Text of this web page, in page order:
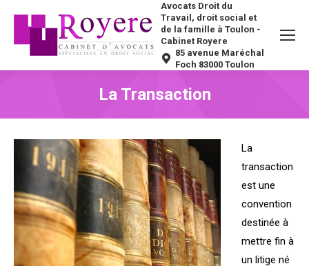
Avocats Droit du
Travail, droit social et
de la famille à Toulon -
Cabinet Royere
85 avenue Maréchal
Foch 83000 Toulon
La Transaction
La
transaction
est une
convention
destinée à
mettre fin à
un litige né